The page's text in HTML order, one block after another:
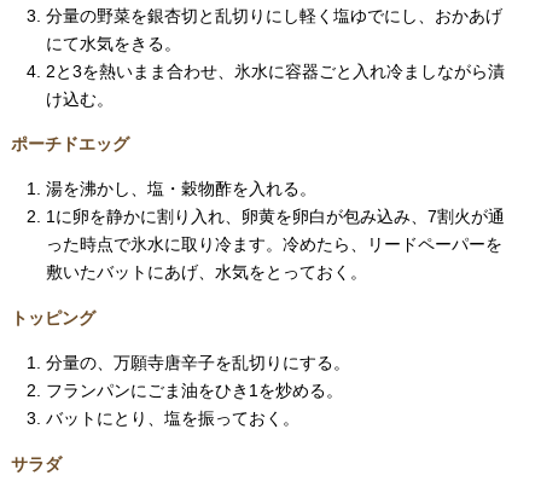
分量の野菜を銀杏切と乱切りにし軽く塩ゆでにし、おかあげ
にて水気をきる。
2と3を熱いまま合わせ、氷水に容器ごと入れ冷ましながら漬
け込む。
ポーチドエッグ
湯を沸かし、塩・穀物酢を入れる。
1に卵を静かに割り入れ、卵黄を卵白が包み込み、7割火が通
った時点で氷水に取り冷ます。冷めたら、リードペーパーを
敷いたバットにあげ、水気をとっておく。
トッピング
分量の、万願寺唐辛子を乱切りにする。
フランパンにごま油をひき1を炒める。
バットにとり、塩を振っておく。
サラダ